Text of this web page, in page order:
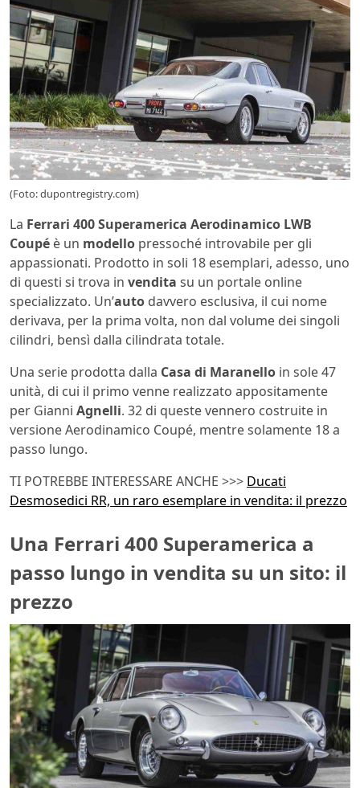
(Foto: dupontregistry.com)
La Ferrari 400 Superamerica Aerodinamico LWB
Coupé è un modello pressoché introvabile per gli
appassionati. Prodotto in soli 18 esemplari, adesso, uno
di questi si trova in vendita su un portale online
specializzato. Un’auto davvero esclusiva, il cui nome
derivava, per la prima volta, non dal volume dei singoli
cilindri, bensì dalla cilindrata totale.
Una serie prodotta dalla Casa di Maranello in sole 47
unità, di cui il primo venne realizzato appositamente
per Gianni Agnelli. 32 di queste vennero costruite in
versione Aerodinamico Coupé, mentre solamente 18 a
passo lungo.
TI POTREBBE INTERESSARE ANCHE >>> Ducati
Desmosedici RR, un raro esemplare in vendita: il prezzo
Una Ferrari 400 Superamerica a
passo lungo in vendita su un sito: il
prezzo